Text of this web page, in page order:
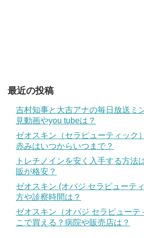
最近の投稿
吉村知事と大吉アナの毎日放送ミ
見動画やyou tubeは？
ゼオスキン（セラピューティック
赤みはいつからいつまで？
トレチノインを安く入手する方法
販が格安？
ゼオスキン (オバジ セラピューテ
方や診察時間は？
ゼオスキン（オバジ セラピューテ
こで買える？病院や販売店は？